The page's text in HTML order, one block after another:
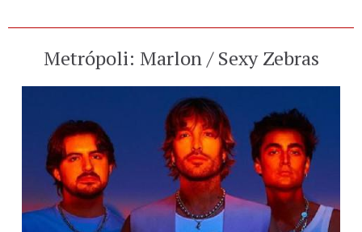
Metrópoli: Marlon / Sexy Zebras